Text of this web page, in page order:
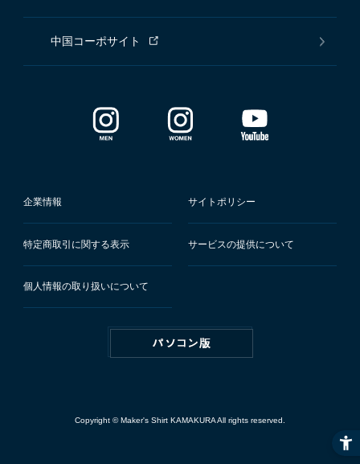
中国コーポサイト
企業情報 サイトポリシー
特定商取引に関する表示 サービスの提供について
個人情報の取り扱いについて
Copyright © Maker's Shirt KAMAKURA All rights reserved.